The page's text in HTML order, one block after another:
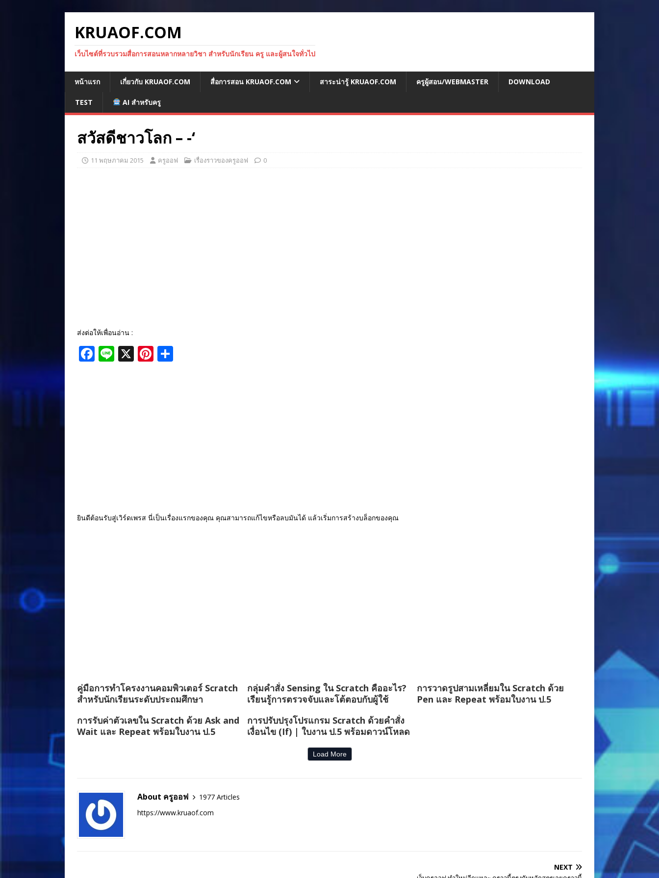
KRUAOF.COM
เว็บไซต์ที่รวบรวมสื่อการสอนหลากหลายวิชา สำหรับนักเรียน ครู และผู้สนใจทั่วไป
หน้าแรก เกี่ยวกับ KRUAOF.COM สื่อการสอน KRUAOF.COM สาระน่ารู้ KRUAOF.COM ครูผู้สอน/WEBMASTER DOWNLOAD
TEST AI สำหรับครู
สวัสดีชาวโลก – -‘
11 พฤษภาคม 2015 ครูออฟ เรื่องราวของครูออฟ 0
ส่งต่อให้เพื่อนอ่าน :
F Li X Pi
ยินดีต้อนรับสู่เวิร์ดเพรส นี่เป็นเรื่องแรกของคุณ คุณสามารถแก้ไขหรือลบมันได้ แล้วเริ่มการสร้างบล็อกของคุณ
คู่มือการทำโครงงานคอมพิวเตอร์ Scratch
สำหรับนักเรียนระดับประถมศึกษา
กลุ่มคำสั่ง Sensing ใน Scratch คืออะไร?
เรียนรู้การตรวจจับและโต้ตอบกับผู้ใช้
การวาดรูปสามเหลี่ยมใน Scratch ด้วย
Pen และ Repeat พร้อมใบงาน ป.5
การรับค่าตัวเลขใน Scratch ด้วย Ask and
Wait และ Repeat พร้อมใบงาน ป.5
การปรับปรุงโปรแกรม Scratch ด้วยคำสั่ง
เงื่อนไข (If) | ใบงาน ป.5 พร้อมดาวน์โหลด
Load More
About ครูออฟ
1977 Articles
https://www.kruaof.com
NEXT